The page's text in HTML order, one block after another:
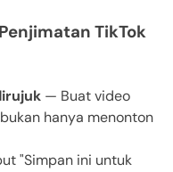
TikTok
— Buat video
hanya menonton
"Simpan ini untuk